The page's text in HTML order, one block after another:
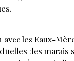
: 'J'ai